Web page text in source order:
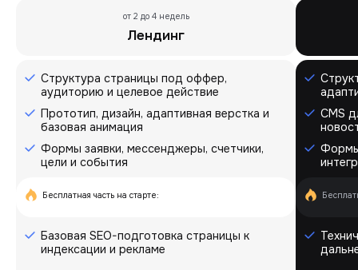
от 2 до 4 недель
Лендинг
Структура страницы под оффер,
аудиторию и целевое действие
Прототип, дизайн, адаптивная верстка и
базовая анимация
Формы заявки, мессенджеры, счетчики,
цели и события
Бесплатная часть на старте:
Базовая SEO-подготовка страницы к
индексации и рекламе
CMS
Формы